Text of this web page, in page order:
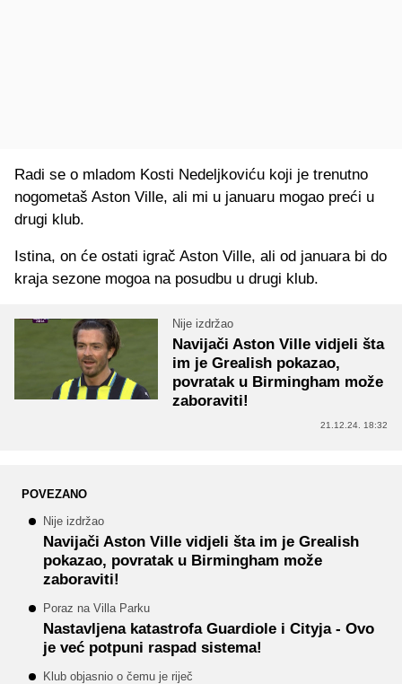
Radi se o mladom Kosti Nedeljkoviću koji je trenutno
nogometaš Aston Ville, ali mi u januaru mogao preći u
drugi klub.
Istina, on će ostati igrač Aston Ville, ali od januara bi do
kraja sezone mogoa na posudbu u drugi klub.
Nije izdržao
Navijači Aston Ville vidjeli šta
im je Grealish pokazao,
povratak u Birmingham može
zaboraviti!
21.12.24. 18:32
POVEZANO
Nije izdržao
Navijači Aston Ville vidjeli šta im je Grealish
pokazao, povratak u Birmingham može
zaboraviti!
Poraz na Villa Parku
Nastavljena katastrofa Guardiole i Cityja - Ovo
je već potpuni raspad sistema!
Klub objasnio o čemu je riječ